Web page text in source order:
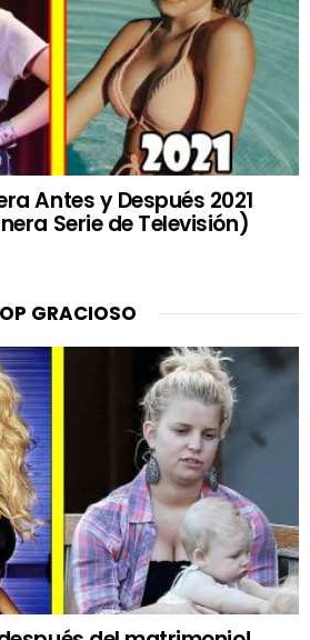
Antes y Después 2021
Serie de Televisión)
GRACIOSO